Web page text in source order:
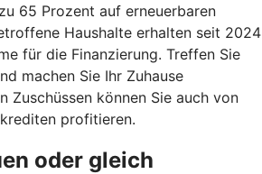
65 Prozent auf erneuerbaren
Haushalte erhalten seit 2024
für die Finanzierung. Treffen Sie
machen Sie Ihr Zuhause
Zuschüssen können Sie auch von
profitieren.
oder gleich